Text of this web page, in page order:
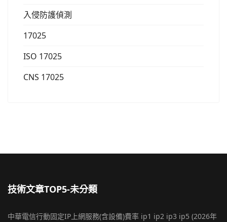
入侵防護偵測
17025
ISO 17025
CNS 17025
技術文章TOP5-未分類
中華電信行動固定IP上網服務(含設備)費率 ip1 ip2 ip3 ip5 (2026年